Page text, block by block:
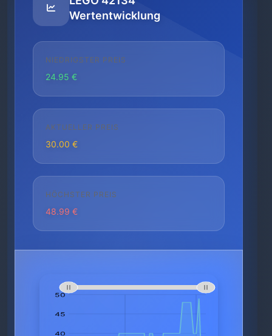
Wertentwicklung
NIEDRIGSTER PREIS
24.95 €
AKTUELLER PREIS
30.00 €
HÖCHSTER PREIS
48.99 €